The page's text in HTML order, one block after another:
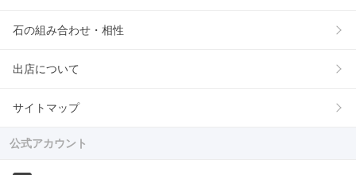
石の組み合わせ・相性
出店について
サイトマップ
公式アカウント